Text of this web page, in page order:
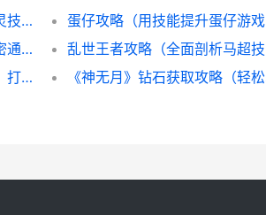
冒险岛林志灵技能加点攻略（全面解析林志灵技能加点技巧，帮助你更好地玩转冒险岛）
蛋仔攻略（用技能提升蛋仔游戏
《看不见的真相》探案电话亭通关攻略（解密通关秘籍，一探真相）
散魂技能配装攻略（掌握散魂技能配装技巧，打造无敌阵容）